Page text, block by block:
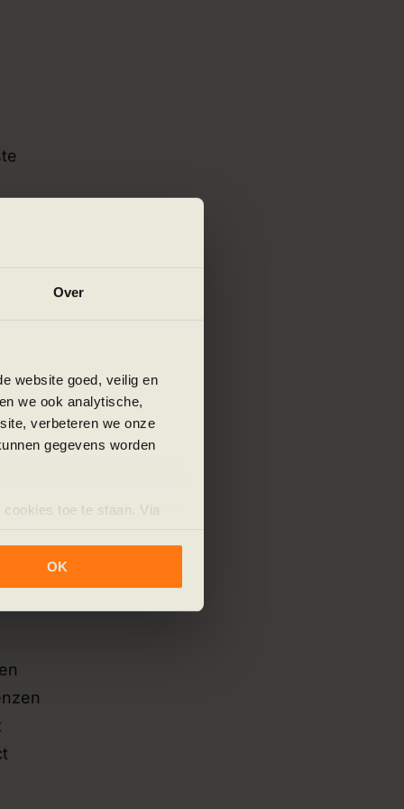
Over
website goed, veilig en
we ook analytische,
verbeteren we onze
gegevens worden
cookies toe te staan. Via
OK